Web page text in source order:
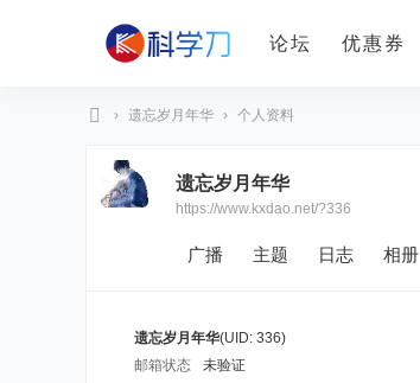
论坛 优惠券
› 遗忘岁月年华 › 个人资料
遗忘岁月年华
https://www.kxdao.net/?336
广播 主题 日志 相册
遗忘岁月年华(UID: 336)
邮箱状态
未验证